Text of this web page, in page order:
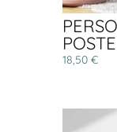
18,50 €